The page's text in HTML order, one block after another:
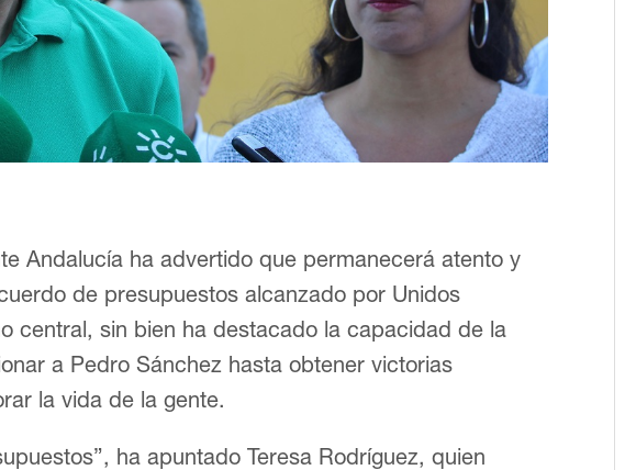
Andalucía ha advertido que permanecerá atento y
de presupuestos alcanzado por Unidos
central, sin bien ha destacado la capacidad de la
a Pedro Sánchez hasta obtener victorias
la vida de la gente.
ha apuntado Teresa Rodríguez, quien